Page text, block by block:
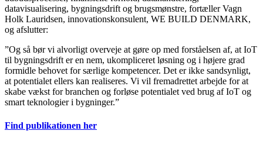
datavisualisering, bygningsdrift og brugsmønstre, fortæller Vagn
Holk Lauridsen, innovationskonsulent, WE BUILD DENMARK,
og afslutter:
”Og så bør vi alvorligt overveje at gøre op med forståelsen af, at IoT
til bygningsdrift er en nem, ukompliceret løsning og i højere grad
formidle behovet for særlige kompetencer. Det er ikke sandsynligt,
at potentialet ellers kan realiseres. Vi vil fremadrettet arbejde for at
skabe vækst for branchen og forløse potentialet ved brug af IoT og
smart teknologier i bygninger.”
Find publikationen her